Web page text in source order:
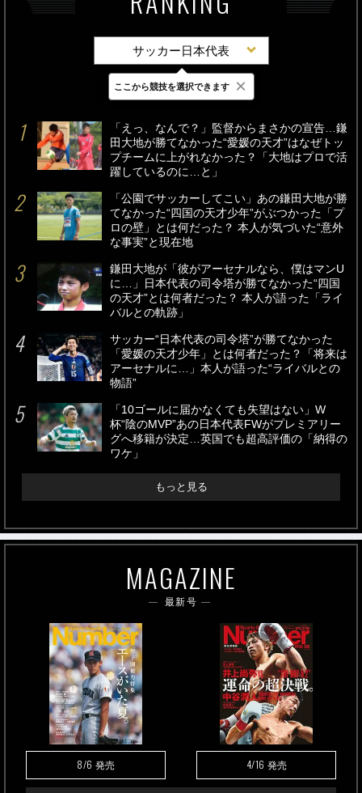
サッカー日本代表
最新 24時間 週間
「えっ、なんで？」監督からまさかの宣告…鎌
田大地が勝てなかった“愛媛の天才”はなぜトッ
プチームに上がれなかった？「大地はプロで活
躍しているのに…と」
「公園でサッカーしてこい」あの鎌田大地が勝
てなかった“四国の天才少年”がぶつかった「プ
ロの壁」とは何だった？ 本人が気づいた“意外
な事実”と現在地
鎌田大地が「彼がアーセナルなら、僕はマンU
に…」日本代表の司令塔が勝てなかった“四国
の天才”とは何者だった？ 本人が語った「ライ
バルとの軌跡」
サッカー“日本代表の司令塔”が勝てなかった
「愛媛の天才少年」とは何者だった？「将来は
アーセナルに…」本人が語った“ライバルとの
物語”
「10ゴールに届かなくても失望はない」W
杯“陰のMVP”あの日本代表FWがプレミアリー
グへ移籍が決定…英国でも超高評価の「納得の
ワケ」
もっと見る
MAGAZINE
最新号
8/6 発売 4/16 発売
ここから競技を選択できます ×